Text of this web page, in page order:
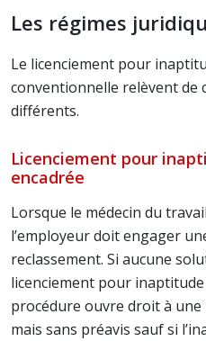
Les régimes
Le licenciement pour
conventionnelle relèvent de
différents.
Licenciement pour
encadrée
Lorsque le médecin du
l’employeur doit engager
reclassement. Si aucune
licenciement pour
procédure ouvre droit à une
mais sans préavis sauf si